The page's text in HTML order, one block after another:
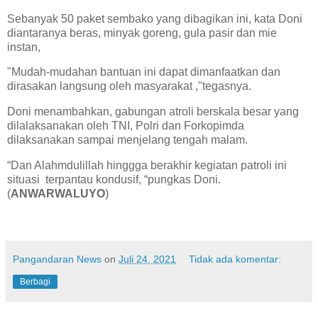
Sebanyak 50 paket sembako yang dibagikan ini, kata Doni
diantaranya beras, minyak goreng, gula pasir dan mie
instan,
"Mudah-mudahan bantuan ini dapat dimanfaatkan dan
dirasakan langsung oleh masyarakat ,"tegasnya.
Doni menambahkan, gabungan atroli berskala besar yang
dilalaksanakan oleh TNI, Polri dan Forkopimda
dilaksanakan sampai menjelang tengah malam.
“Dan Alahmdulillah hinggga berakhir kegiatan patroli ini
situasi terpantau kondusif, “pungkas Doni.
(ANWARWALUYO)
Pangandaran News on Juli 24, 2021 Tidak ada komentar:
Berbagi